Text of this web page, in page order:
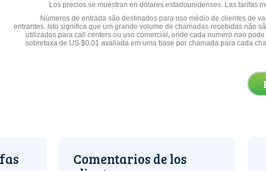
Los precios se muestran en dólares estadounidenses. Las tarifas
Números de entrada são destinados para uso médio de clientes de
entrantes. Isto significa que um grande volume de chamadas recebidas não
utilizados para call centers ou uso comercial, onde cada numero nao
sobretaxa de US $0.01 avaliada em uma base por chamada para cada
Comentarios de los